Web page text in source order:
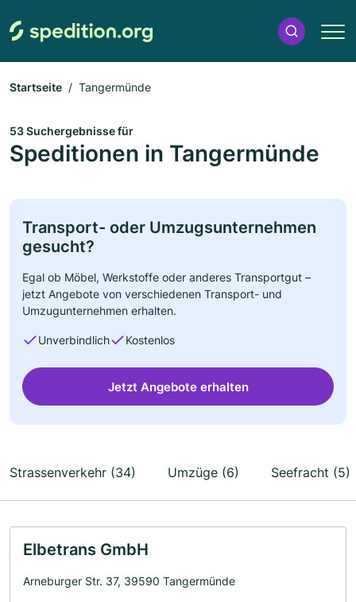
Startseite Tangermünde
53 Suchergebnisse für
Speditionen in Tangermünde
Transport- oder Umzugsunternehmen
gesucht?
Egal ob Möbel, Werkstoffe oder anderes Transportgut –
jetzt Angebote von verschiedenen Transport- und
Umzugunternehmen erhalten.
Unverbindlich Kostenlos
Jetzt Angebote erhalten
Strassenverkehr (34) Umzüge (6) Seefracht (5)
Elbetrans GmbH
Arneburger Str. 37, 39590 Tangermünde